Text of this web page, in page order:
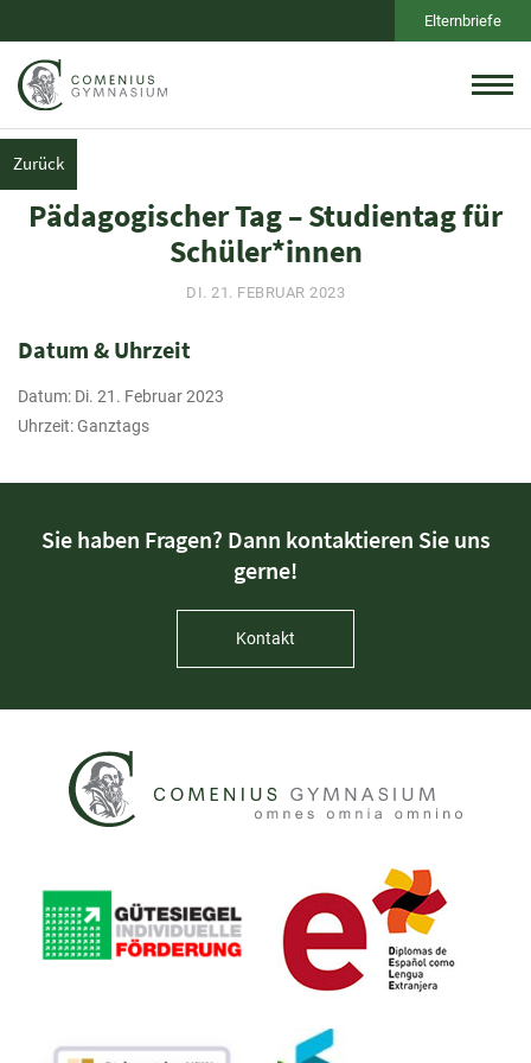
Elternbriefe
Zurück
Pädagogischer Tag – Studientag für
Schüler*innen
DI. 21. FEBRUAR 2023
Datum & Uhrzeit
Datum: Di. 21. Februar 2023
Uhrzeit: Ganztags
Sie haben Fragen? Dann kontaktieren Sie uns
gerne!
Kontakt